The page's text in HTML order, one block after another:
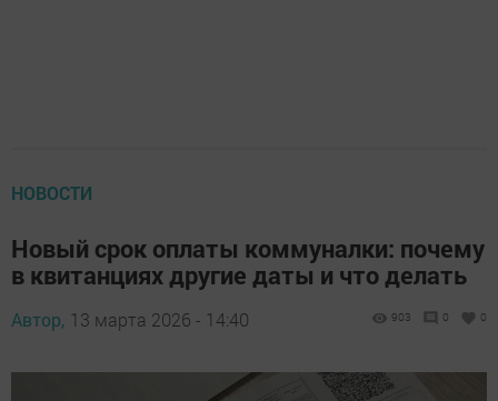
НОВОСТИ
Новый срок оплаты коммуналки: почему
в квитанциях другие даты и что делать
Автор, 13 марта 2026 - 14:40 903 0 0